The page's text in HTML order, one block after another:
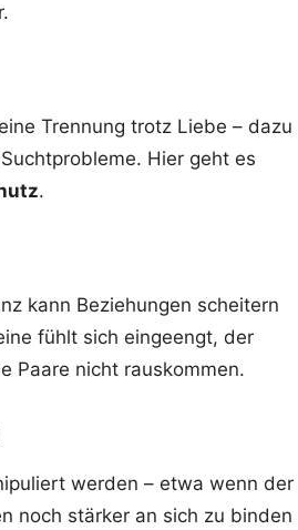
Trennung trotz Liebe – dazu
Hier geht es
.
kann Beziehungen scheitern
fühlt sich eingeengt, der
Paare nicht rauskommen.
werden – etwa wenn der
noch stärker an sich zu binden